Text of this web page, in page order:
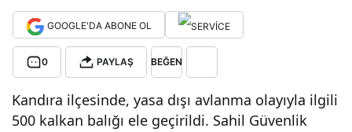
GOOGLE'DA ABONE OL
0 PAYLAŞ BEĞEN
Kandıra ilçesinde, yasa dışı avlanma olayıyla ilgili
500 kalkan balığı ele geçirildi. Sahil Güvenlik
avla
ndığ
ı